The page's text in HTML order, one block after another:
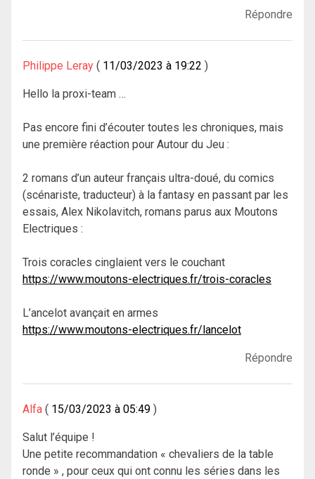
Répondre
Philippe Leray 11/03/2023 à 19:22
Hello la proxi-team …
Pas encore fini d’écouter toutes les chroniques, mais
une première réaction pour Autour du Jeu :
2 romans d’un auteur français ultra-doué, du comics
(scénariste, traducteur) à la fantasy en passant par les
essais, Alex Nikolavitch, romans parus aux Moutons
Electriques :
Trois coracles cinglaient vers le couchant
https://www.moutons-electriques.fr/trois-coracles
L’ancelot avançait en armes
https://www.moutons-electriques.fr/lancelot
Répondre
Alfa 15/03/2023 à 05:49
Salut l’équipe !
Une petite recommandation « chevaliers de la table
ronde » , pour ceux qui ont connu les séries dans les